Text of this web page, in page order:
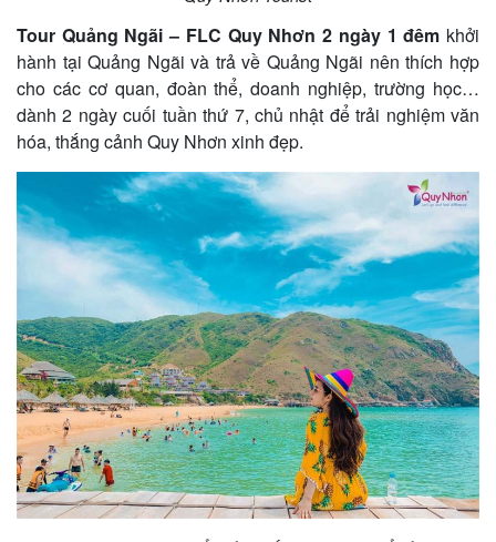
Tour Quảng Ngãi – FLC Quy Nhơn 2 ngày 1 đêm khởi
hành tại Quảng Ngãi và trả về Quảng Ngãi nên thích hợp
cho các cơ quan, đoàn thể, doanh nghiệp, trường học…
dành 2 ngày cuối tuần thứ 7, chủ nhật để trải nghiệm văn
hóa, thắng cảnh Quy Nhơn xinh đẹp.